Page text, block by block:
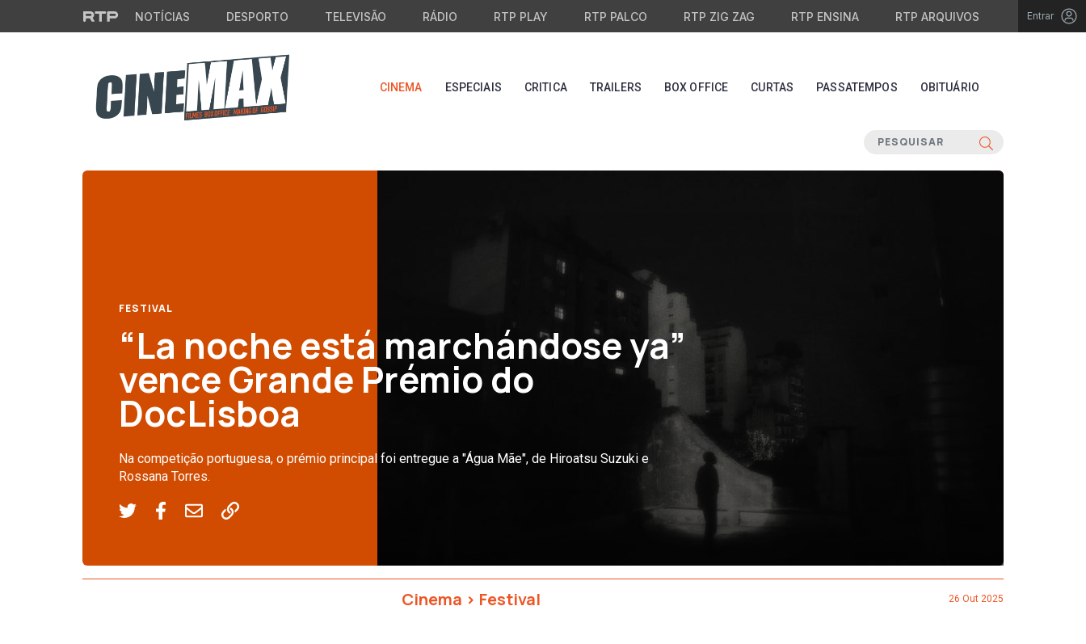
Saltar para o conteúdo principal
NOTÍCIAS DESPORTO TELEVISÃO RÁDIO RTP PLAY RTP PALCO RTP ZIG ZAG RTP ENSINA RTP ARQUIVOS Entrar
CINEMA ESPECIAIS CRITICA TRAILERS BOX OFFICE CURTAS PASSATEMPOS OBITUÁRIO
FESTIVAL
“La noche está marchándose ya”
vence Grande Prémio do
DocLisboa
Na competição portuguesa, o prémio principal foi entregue a "Água Mãe", de Hiroatsu Suzuki e
Rossana Torres.
Cinema > Festival 26 Out 2025